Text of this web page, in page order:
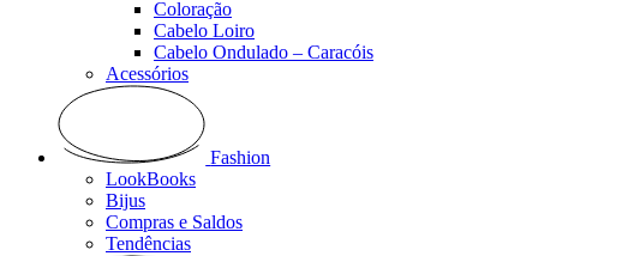
Coloração
Cabelo Loiro
Cabelo Ondulado – Caracóis
Acessórios
Fashion
LookBooks
Bijus
Compras e Saldos
Tendências